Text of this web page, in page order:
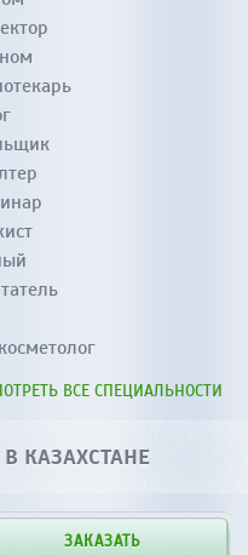
ВСЕ СПЕЦИАЛЬНОСТИ
В КАЗАХСТАНЕ
ЗАКАЗАТЬ